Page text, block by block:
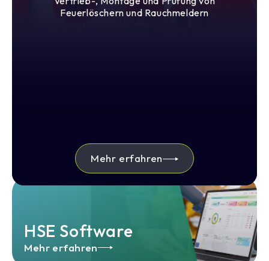
Mehr erfahren
Feuerlöschern und Rauchmeldern
HSE Software
Mehr erfahren